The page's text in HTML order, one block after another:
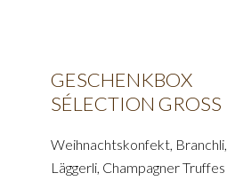
GESCHENKBOX
SÉLECTION GROSS
Weihnachtskonfekt, Branchli,
Läggerli, Champagner Truffes